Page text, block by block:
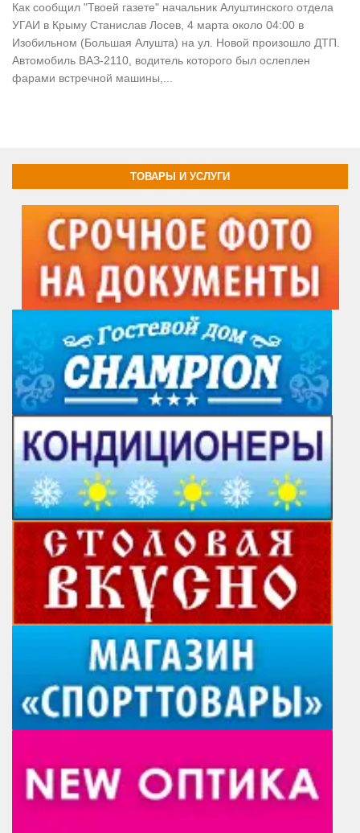
Как сообщил "Твоей газете" начальник Алуштинского отдела
УГАИ в Крыму Станислав Лосев, 4 марта около 04:00 в
Изобильном (Большая Алушта) на ул. Новой произошло ДТП.
Автомобиль ВАЗ-2110, водитель которого был ослеплен
фарами встречной машины,...
ТОВАРЫ И УСЛУГИ